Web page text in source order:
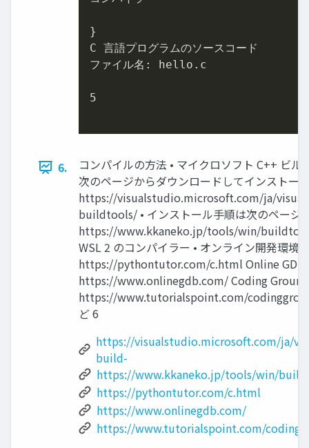
}
C 言語プログラムのソースコード
ファイル名: hello.c
5
6.
コンパイルの方法 • マイクロソフト C++ ビル
次のページからダウンロードしてインストー
https://visualstudio.microsoft.com/ja/
buildtools/ • インストール手順は次のページ
https://www.kkaneko.jp/tools/win/
WSL 2 のコンパイラー • オンライン開発環境
https://pythontutor.com/c.html Online GDB
https://www.onlinegdb.com/ Coding Ground
https://www.tutorialspoint.com/
ど 6
https://visualstudio.microsoft.com/ja/
build-
https://www.kkaneko.jp/tools/win/
https://pythontutor.com/c.html
https://www.onlinegdb.com/
https://www.tutorialspoint.com/